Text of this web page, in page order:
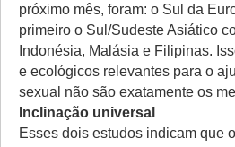
próximo mês, foram: o Sul da
primeiro o Sul/Sudeste Asiático
Indonésia, Malásia e Filipinas.
e ecológicos relevantes para o
sexual não são exatamente os
Inclinação universal
Esses dois estudos indicam que